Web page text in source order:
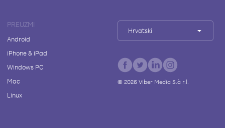
PREUZMI
Android
iPhone & iPad
Windows PC
Mac
Linux
Hrvatski
© 2026Viber Media S.à r.l.